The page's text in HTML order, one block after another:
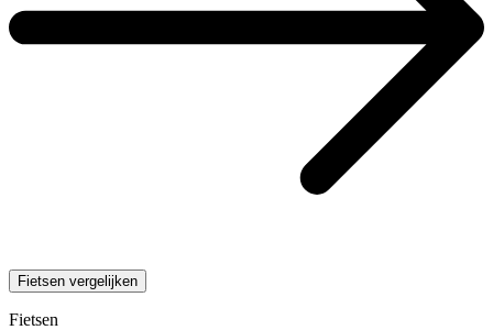
Fietsen vergelijken
Fietsen